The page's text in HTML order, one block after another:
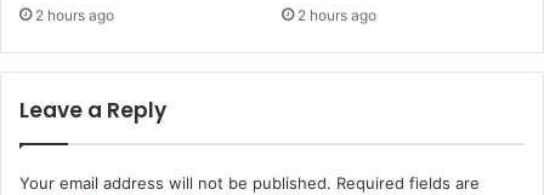
2 hours ago 2 hours ago
Leave a Reply
Your email address will not be published. Required fields are